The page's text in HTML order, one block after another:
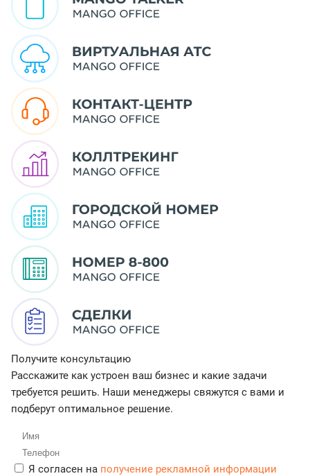
Получите консультацию
Расскажите как устроен ваш бизнес и какие задачи
требуется решить. Наши менеджеры свяжутся с вами и
подберут оптимальное решение.
Я согласен на получение рекламной информации